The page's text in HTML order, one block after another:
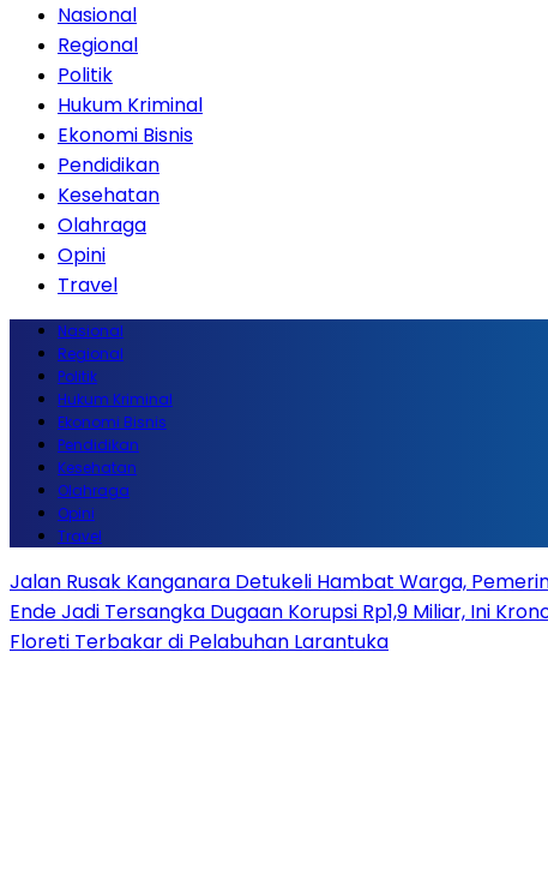
Nasional
Regional
Politik
Hukum Kriminal
Ekonomi Bisnis
Pendidikan
Kesehatan
Olahraga
Opini
Travel
Nasional
Regional
Politik
Hukum Kriminal
Ekonomi Bisnis
Pendidikan
Kesehatan
Olahraga
Opini
Travel
Jalan Rusak Kanganara Detukeli Hambat Warga,
Ende Jadi Tersangka Dugaan Korupsi Rp1,9 Miliar, Ini
Floreti Terbakar di Pelabuhan Larantuka